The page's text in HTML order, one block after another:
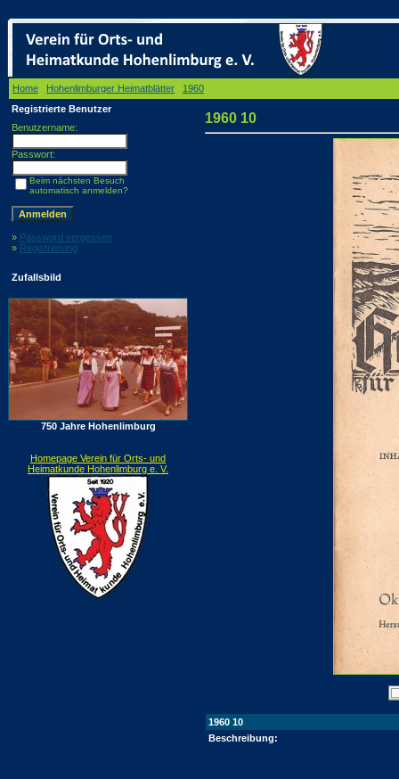
Home Hohenlimburger Heimatblätter 1960
Registrierte Benutzer
Benutzername:
Passwort:
Beim nächsten Besuch
automatisch anmelden?
» Password vergessen
» Registrierung
Zufallsbild
750 Jahre Hohenlimburg
Homepage Verein für Orts- und
Heimatkunde Hohenlimburg e. V.
1960 10
1960 10
Beschreibung: